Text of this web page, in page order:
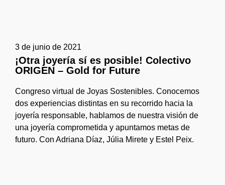
3 de junio de 2021
¡Otra joyería sí es posible! Colectivo
ORIGEN – Gold for Future
Congreso virtual de Joyas Sostenibles. Conocemos
dos experiencias distintas en su recorrido hacia la
joyería responsable, hablamos de nuestra visión de
una joyería comprometida y apuntamos metas de
futuro. Con Adriana Díaz, Júlia Mirete y Estel Peix.